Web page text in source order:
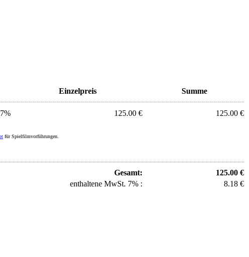
Einzelpreis Summe
7% 125.00 €
125.00 €
für Spielfilmvorführungen.
Gesamt:
125.00 €
enthaltene MwSt. 7% :
8.18 €